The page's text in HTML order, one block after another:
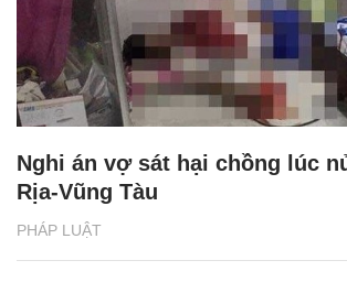
PHÁP LUẬT
Nghi án vợ sát hại chồng lúc
Rịa-Vũng Tàu